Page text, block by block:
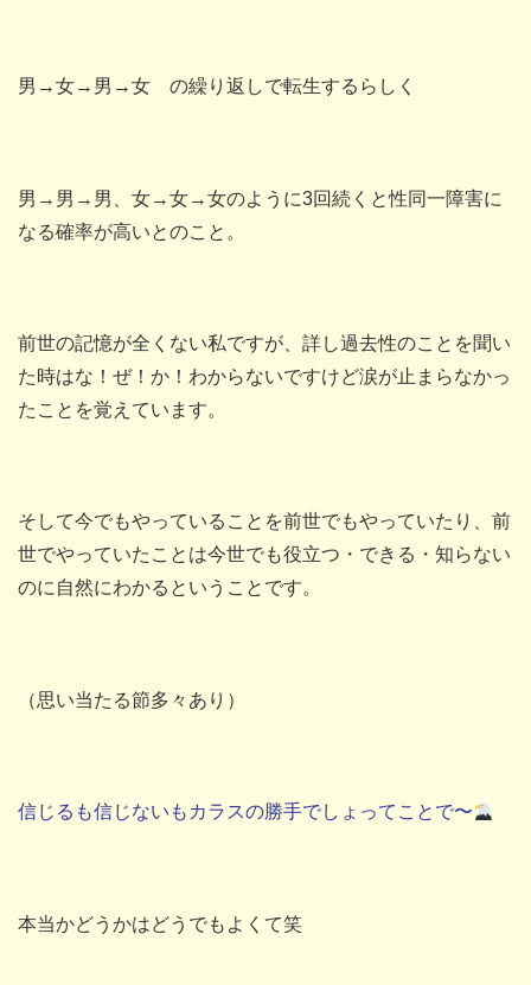
男→女→男→女 の繰り返しで転生するらしく
男→男→男、女→女→女のように3回続くと性同一障害に
なる確率が高いとのこと。
前世の記憶が全くない私ですが、詳し過去性のことを聞い
た時はな！ぜ！か！わからないですけど涙が止まらなかっ
たことを覚えています。
そして今でもやっていることを前世でもやっていたり、前
世でやっていたことは今世でも役立つ・できる・知らない
のに自然にわかるということです。
（思い当たる節多々あり）
信じるも信じないもカラスの勝手でしょってことで〜
本当かどうかはどうでもよくて笑